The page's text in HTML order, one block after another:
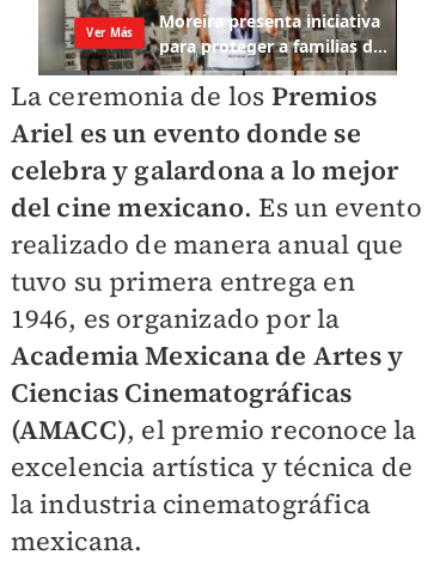
La ceremonia de los Premios
Ariel es un evento donde se
celebra y galardona a lo mejor
del cine mexicano. Es un evento
realizado de manera anual que
tuvo su primera entrega en
1946, es organizado por la
Academia Mexicana de Artes y
Ciencias Cinematográficas
(AMACC), el premio reconoce la
excelencia artística y técnica de
la industria cinematográfica
mexicana.